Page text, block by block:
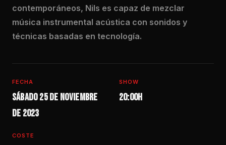
contemporáneos, Nils es capaz de mezclar
música instrumental acústica con sonidos y
técnicas basadas en tecnología.
FECHA
Sábado 25 de noviembre
de 2023
SHOW
20:00h
COSTE